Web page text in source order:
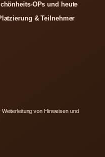
OPs und heute
& Teilnehmer
von Hinweisen und